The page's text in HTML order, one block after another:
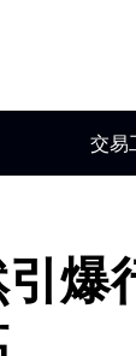
交易
爆